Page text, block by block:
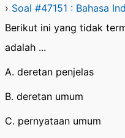
› Soal #47151 : Bahasa
Berikut ini yang tidak
adalah ...
A. deretan penjelas
B. deretan umum
C. pernyataan umum